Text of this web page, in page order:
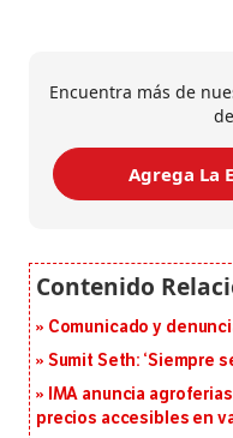
Encuentra más de
Agrega La
Comunicado y
Sumit Seth: ‘Siempre
IMA anuncia
precios accesibles en